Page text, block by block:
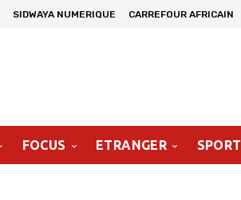
SIDWAYA NUMERIQUE CARREFOUR AFRICAIN
FOCUS ETRANGER SPORT